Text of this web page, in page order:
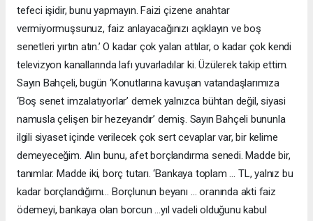
tefeci işidir, bunu yapmayın. Faizi çizene anahtar
vermiyormuşsunuz, faiz anlayacağınızı açıklayın ve boş
senetleri yırtın atın.’ O kadar çok yalan attılar, o kadar çok kendi
televizyon kanallarında lafı yuvarladılar ki. Üzülerek takip ettim.
Sayın Bahçeli, bugün ‘Konutlarına kavuşan vatandaşlarımıza
‘Boş senet imzalatıyorlar’ demek yalnızca bühtan değil, siyasi
namusla çelişen bir hezeyandır’ demiş. Sayın Bahçeli bununla
ilgili siyaset içinde verilecek çok sert cevaplar var, bir kelime
demeyeceğim. Alın bunu, afet borçlandırma senedi. Madde bir,
tanımlar. Madde iki, borç tutarı. ‘Bankaya toplam … TL, yalnız bu
kadar borçlandığımı… Borçlunun beyanı … oranında akti faiz
ödemeyi, bankaya olan borcun …yıl vadeli olduğunu kabul